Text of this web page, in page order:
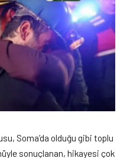
Soma’da olduğu gibi toplu
sonuçlanan, hikayesi çok